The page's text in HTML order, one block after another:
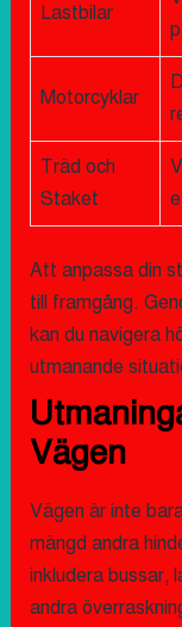
Lastbilar
Motorcyklar
Träd och
Staket
Att anpassa din
till framgång.
kan du navigera
utmanande
Vägen
Vägen är inte
mängd andra
inkludera bussar,
andra